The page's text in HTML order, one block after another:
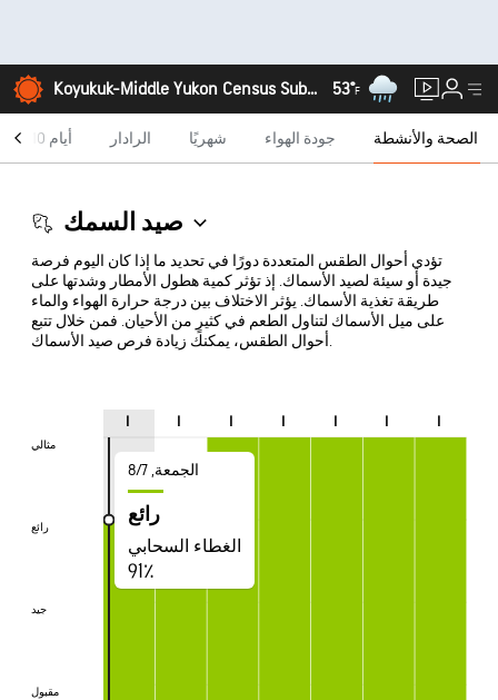
Koyukuk-Middle Yukon Census Subarea, ألاسكا 53°F
10 أيام الرادار شهريًا جودة الهواء الصحة والأنشطة
صيد السمك
تؤدي أحوال الطقس المتعددة دورًا في تحديد ما إذا كان اليوم فرصة
جيدة أو سيئة لصيد الأسماك. إذ تؤثر كمية هطول الأمطار وشدتها على
طريقة تغذية الأسماك. يؤثر الاختلاف بين درجة حرارة الهواء والماء
على ميل الأسماك لتناول الطعم في كثيرٍ من الأحيان. فمن خلال تتبع
أحوال الطقس، يمكنك زيادة فرص صيد الأسماك.
مثالي
رائع
جيد
مقبول
ا ا ا ا ا ا ا
مثالي
رائع
جيد
مقبول
الجمعة, 7‏/‏8
رائع
الغطاء السحابي
91٪